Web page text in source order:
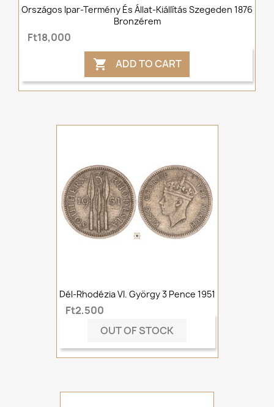
Országos Ipar-Termény És Állat-Kiállítás Szegeden 1876
Bronzérem
Ft18,000
 ADD TO CART
Dél-Rhodézia VI. György 3 Pence 1951
Ft2,500
OUT OF STOCK